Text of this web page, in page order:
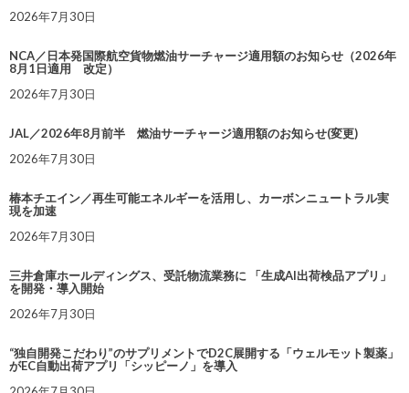
2026年7月30日
NCA／日本発国際航空貨物燃油サーチャージ適用額のお知らせ（2026年
8月1日適用 改定）
2026年7月30日
JAL／2026年8月前半 燃油サーチャージ適用額のお知らせ(変更)
2026年7月30日
椿本チエイン／再生可能エネルギーを活用し、カーボンニュートラル実
現を加速
2026年7月30日
三井倉庫ホールディングス、受託物流業務に 「生成AI出荷検品アプリ」
を開発・導入開始
2026年7月30日
“独自開発こだわり”のサプリメントでD2C展開する「ウェルモット製薬」
がEC自動出荷アプリ「シッピーノ」を導入